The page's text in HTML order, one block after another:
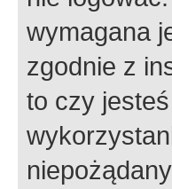
wymagana
zgodnie z
to czy